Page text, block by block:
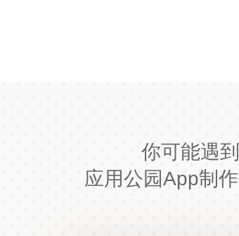
你可能遇
应用公园App制